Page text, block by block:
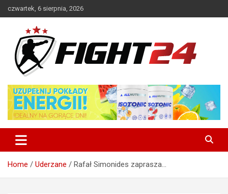
to
czwartek, 6 sierpnia, 2026
FIGHT24.PL – MMA i K-1, UFC
Home Uderzane Rafał Simonides zaprasza…